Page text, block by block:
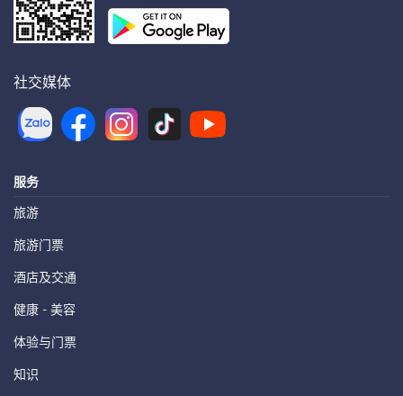
社交媒体
服务
旅游
旅游门票
酒店及交通
健康 - 美容
体验与门票
知识